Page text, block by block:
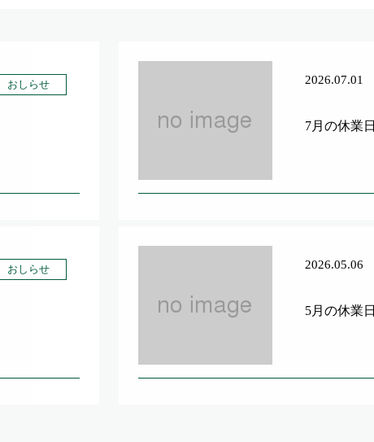
おしらせ 2026.07.01
7月の休業日
おしらせ 2026.05.06
5月の休業日